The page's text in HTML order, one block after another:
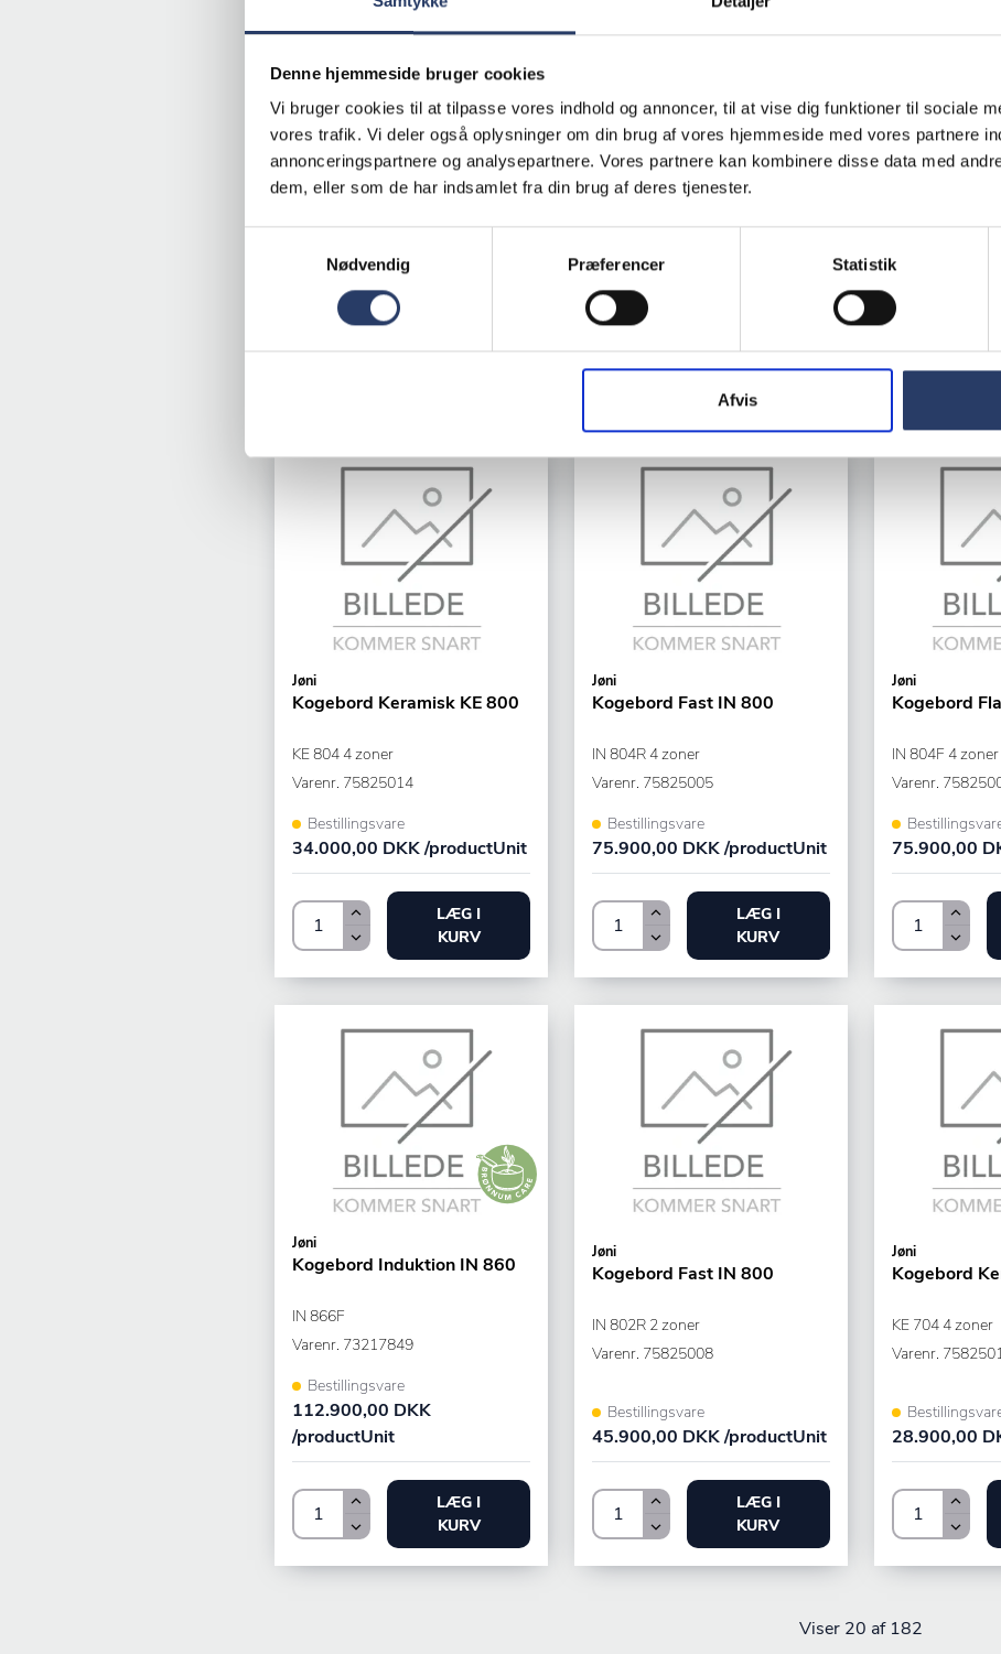
Denne hjemmeside bruger cookies
Vi bruger cookies til at tilpasse vores indhold og annoncer, til at vise dig funktioner til sociale
vores trafik. Vi deler også oplysninger om din brug af vores hjemmeside med vores partnere
annonceringspartnere og analysepartnere. Vores partnere kan kombinere disse data med
dem, eller som de har indsamlet fra din brug af deres tjenester.
Nødvendig
Præferencer Statistik
Afvis
Jøni
Kogebord Keramisk KE 800
KE 802 2 zoner
Varenr.75825016
Bestillingsvare
22.000,00 DKK /productUnit
LÆG I
Kogebord Fast IN 800
IN 804RL 4 zoner
Varenr.75825007
Bestillingsvare
69.900,00 DKK /productUnit
LÆG I
KURV
E7P4M/IND
Gulv, El, 1/1
104.270,00
Jøni
Kogebord Keramisk KE 800
KE 804 4 zoner
Varenr. 75825014
Bestillingsvare
34.000,00 DKK /productUnit
LÆG I
KURV
Jøni
Kogebord Fast IN 800
IN 804R 4 zoner
Varenr. 75825005
Bestillingsvare
75.900,00 DKK /productUnit
LÆG I
KURV
Jøni
Kogebord
IN 804F 4 zoner
Varenr.
75.900,00
Jøni
Kogebord Induktion IN 860
IN 866F
Varenr. 73217849
Bestillingsvare
112.900,00 DKK
/productUnit
LÆG I
KURV
Jøni
Kogebord Fast IN 800
IN 802R 2 zoner
Varenr. 75825008
Bestillingsvare
45.900,00 DKK /productUnit
LÆG I
KURV
Jøni
Kogebord
KE 704 4 zoner
Varenr.
28.900,00
Viser 20 af 182